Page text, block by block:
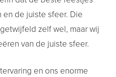
en de juiste sfeer. Die
zelf wel, maar wij
van de juiste sfeer.
en ons enorme